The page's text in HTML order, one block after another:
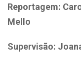
Reportagem:
Mello
Supervisão: